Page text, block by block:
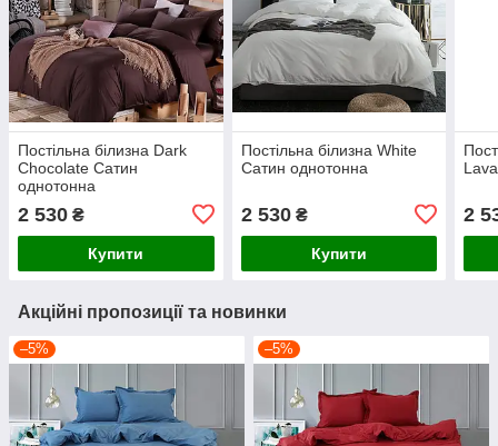
Постільна білизна Dark
Chocolate Сатин
однотонна
2 530 ₴
Купити
Постільна білизна White
Сатин однотонна
2 530₴
Купити
2
Акційні пропозиції та новинки
–5% –5%